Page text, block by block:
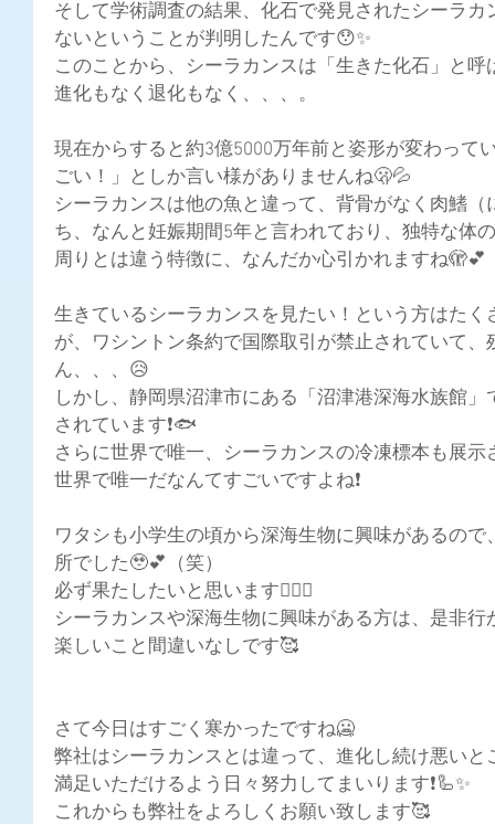
そして学術調査の結果、 化石で発見されたシーラ
ないということが判明したんです😯✨
このことから、シーラカンスは「生きた化石」と
進化もなく退化もなく、、、。
現在からすると約3億5000万年前と姿形が変わって
ごい！」としか言い様がありませんね🫢💦
シーラカンスは他の魚と違って、背骨がなく 肉鰭（
ち、なんと妊娠期間5年と言われており、独特な体
周りとは違う特徴に、なんだか心引かれますね🫣💕
生きているシーラカンスを見たい！という方はた
が、ワシントン条約で国際取引が禁止されていて
ん、、、😥
しかし、静岡県沼津市にある「 沼津港深海水族館」
されています❗🐟
さらに世界で唯一、シーラカンスの冷凍標本も展示
世界で唯一だなんてすごいですよね❗
ワタシも小学生の頃から深海生物に興味があるの
所でした🥹💕（笑）
必ず果たしたいと思います👍🏻✨
シーラカンスや深海生物に興味がある方は、是非行
楽しいこと間違いなしです🥰
さて今日はすごく寒かったですね🥶
弊社はシーラカンスとは違って、進化し続け悪い
満足いただけるよう日々努力してまいります❗🦾✨
これからも弊社をよろしくお願い致します🥰